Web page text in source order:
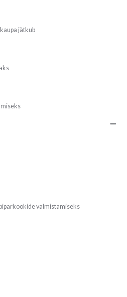
jätkub
valmistamiseks